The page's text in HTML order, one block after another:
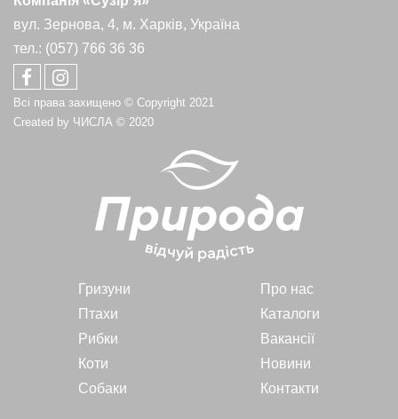
вул. Зернова, 4, м. Харків, Україна
тел.: (057) 766 36 36
Всі права захищено © Copyright 2021
Created by ЧИСЛА © 2020
Гризуни
Птахи
Рибки
Коти
Собаки
Про нас
Каталоги
Вакансії
Новини
Контакти